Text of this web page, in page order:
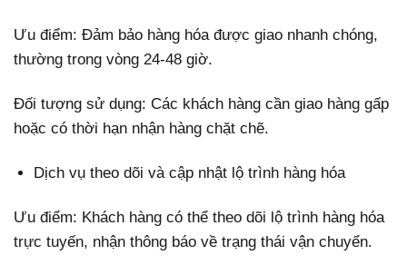
Ưu điểm: Đảm bảo hàng hóa được giao nhanh chóng,
thường trong vòng 24-48 giờ.
Đối tượng sử dụng: Các khách hàng cần giao hàng gấp
hoặc có thời hạn nhận hàng chặt chẽ.
Dịch vụ theo dõi và cập nhật lộ trình hàng hóa
Ưu điểm: Khách hàng có thể theo dõi lộ trình hàng hóa
trực tuyến, nhận thông báo về trạng thái vận chuyển.